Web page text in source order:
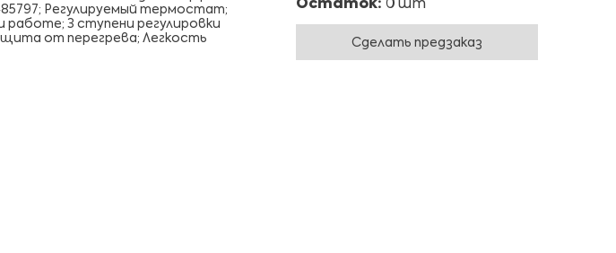
Регулируемый термостат;
3 ступени регулировки
от перегрева; Легкость
Остаток: 0 шт
Сделать предзаказ